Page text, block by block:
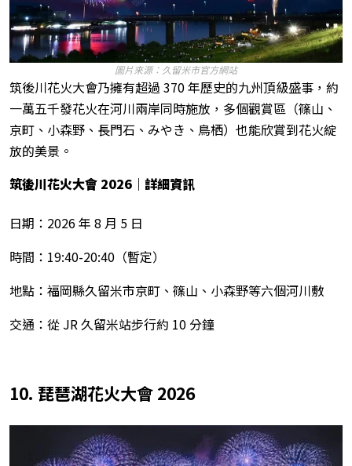
圖片來源：久留米市官方網站
筑後川花火大會乃擁有超過 370 年歷史的九州頂級盛事，約
一萬五千發花火在河川兩岸同時施放，多個觀賞區（篠山、
京町、小森野、長門石、みやき、鳥栖）也能欣賞到花火綻
放的美景。
筑後川花火大會 2026 ｜詳細資訊
日期：2026 年 8 月 5 日
時間：19:40-20:40（暫定）
地點：福岡縣久留米市京町、篠山、小森野等六個河川敷
交通：從 JR 久留米站步行約 10 分鐘
10. 琵琶湖花火大會 2026